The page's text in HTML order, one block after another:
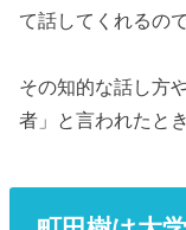
て話してくれるの
その知的な話し方
者」と言われたと